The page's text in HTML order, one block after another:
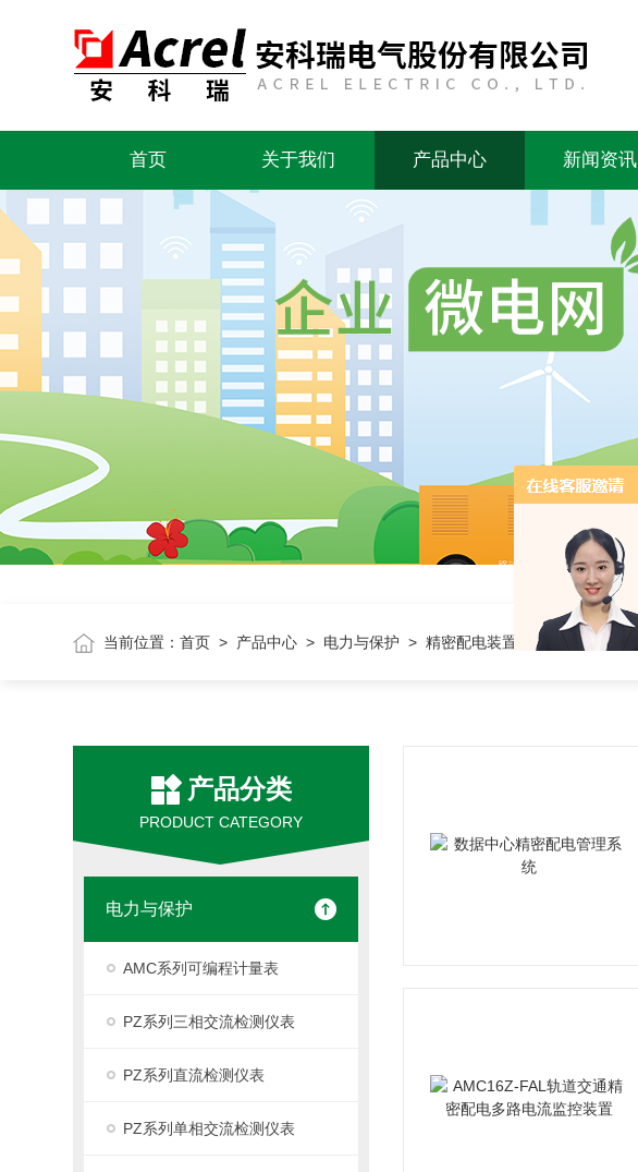
首页 关于我们 产品中心 新闻资讯
当前位置：首页 > 产品中心 > 电力与保护 > 精密配电装置
产品分类
PRODUCT CATEGORY
电力与保护
AMC系列可编程计量表
PZ系列三相交流检测仪表
PZ系列直流检测仪表
PZ系列单相交流检测仪表